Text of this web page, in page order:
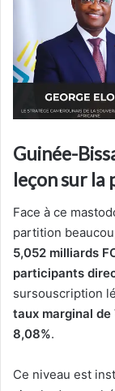
Guinée-
leçon sur la
Face à ce
partition
5,052 milliards
participants
sursouscription
taux marginal de
8,08%.
Ce niveau est